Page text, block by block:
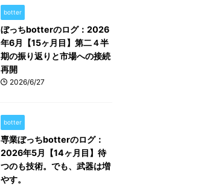
botter
ぼっちbotterのログ：2026
年6月【15ヶ月目】第二４半
期の振り返りと市場への接続
再開
2026/6/27
botter
専業ぼっちbotterのログ：
2026年5月【14ヶ月目】待
つのも技術。でも、武器は増
やす。